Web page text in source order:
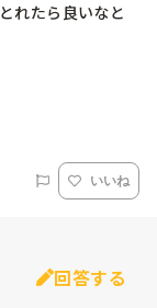
れたら良いなと
いいね
回答する